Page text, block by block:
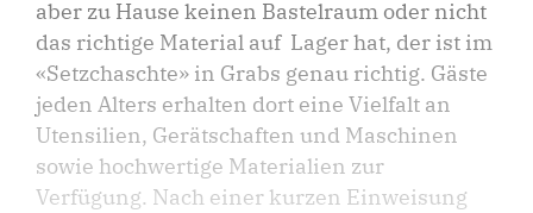
aber zu Hause keinen Bastelraum oder nicht
das richtige Material auf Lager hat, der ist im
«Setzchaschte» in Grabs genau richtig. Gäste
jeden Alters erhalten dort eine Vielfalt an
Utensilien, Gerätschaften und Maschinen
sowie hochwertige Materialien zur
Verfügung. Nach einer kurzen Einweisung